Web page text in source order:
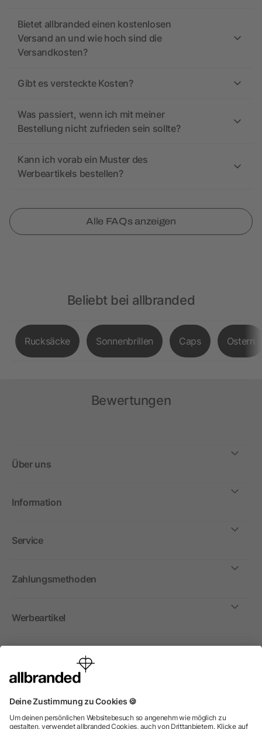
Bietet allbranded einen kostenlosen
Versand an und wie hoch sind die
Versandkosten?
Gibt es versteckte Kosten?
Was passiert, wenn ich mit meiner
Bestellung nicht zufrieden sein sollte?
Kann ich vorab ein Muster des
Werbeartikels bestellen?
Alle FAQs anzeigen
Beliebt bei allbranded
Rucksäcke Sonnenbrillen Caps Ostern
Bewertungen
Über uns
Information
Service
Zahlungsmethoden
Werbeartikel
International